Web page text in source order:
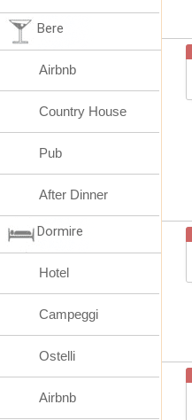
Bere
Airbnb
Country House
Pub
After Dinner
Dormire
Hotel
Campeggi
Ostelli
Airbnb